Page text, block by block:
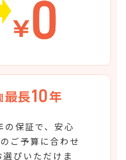
の保証で、安心
ご予算に合わせ
ぴいただけま